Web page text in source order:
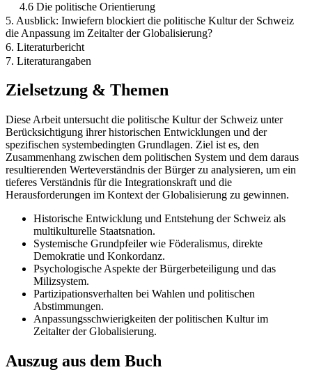
4.6 Die politische Orientierung
5. Ausblick: Inwiefern blockiert die politische Kultur der Schweiz
die Anpassung im Zeitalter der Globalisierung?
6. Literaturbericht
7. Literaturangaben
Zielsetzung & Themen
Diese Arbeit untersucht die politische Kultur der Schweiz unter
Berücksichtigung ihrer historischen Entwicklungen und der
spezifischen systembedingten Grundlagen. Ziel ist es, den
Zusammenhang zwischen dem politischen System und dem daraus
resultierenden Werteverständnis der Bürger zu analysieren, um ein
tieferes Verständnis für die Integrationskraft und die
Herausforderungen im Kontext der Globalisierung zu gewinnen.
Historische Entwicklung und Entstehung der Schweiz als
multikulturelle Staatsnation.
Systemische Grundpfeiler wie Föderalismus, direkte
Demokratie und Konkordanz.
Psychologische Aspekte der Bürgerbeteiligung und das
Milizsystem.
Partizipationsverhalten bei Wahlen und politischen
Abstimmungen.
Anpassungsschwierigkeiten der politischen Kultur im
Zeitalter der Globalisierung.
Auszug aus dem Buch